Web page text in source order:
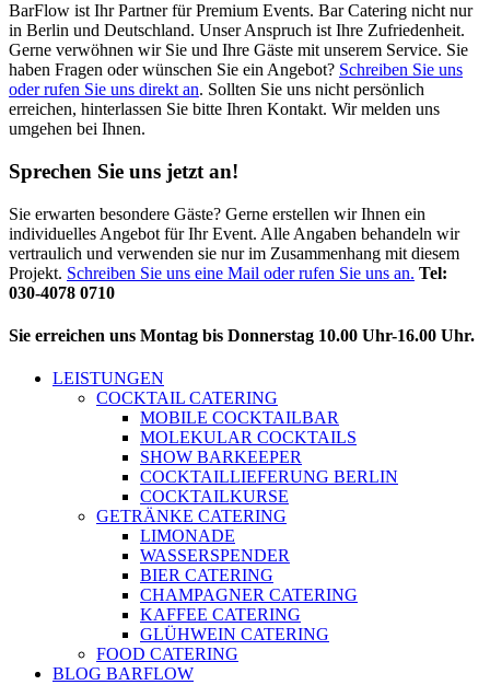
BarFlow ist Ihr Partner für Premium Events. Bar Catering nicht nur
in Berlin und Deutschland. Unser Anspruch ist Ihre Zufriedenheit.
Gerne verwöhnen wir Sie und Ihre Gäste mit unserem Service. Sie
haben Fragen oder wünschen Sie ein Angebot? Schreiben Sie uns
oder rufen Sie uns direkt an. Sollten Sie uns nicht persönlich
erreichen, hinterlassen Sie bitte Ihren Kontakt. Wir melden uns
umgehen bei Ihnen.
Sprechen Sie uns jetzt an!
Sie erwarten besondere Gäste? Gerne erstellen wir Ihnen ein
individuelles Angebot für Ihr Event. Alle Angaben behandeln wir
vertraulich und verwenden sie nur im Zusammenhang mit diesem
Projekt. Schreiben Sie uns eine Mail oder rufen Sie uns an. Tel:
030-4078 0710
Sie erreichen uns Montag bis Donnerstag 10.00 Uhr-16.00 Uhr.
LEISTUNGEN
COCKTAIL CATERING
MOBILE COCKTAILBAR
MOLEKULAR COCKTAILS
SHOW BARKEEPER
COCKTAILLIEFERUNG BERLIN
COCKTAILKURSE
GETRÄNKE CATERING
LIMONADE
WASSERSPENDER
BIER CATERING
CHAMPAGNER CATERING
KAFFEE CATERING
GLÜHWEIN CATERING
FOOD CATERING
BLOG BARFLOW